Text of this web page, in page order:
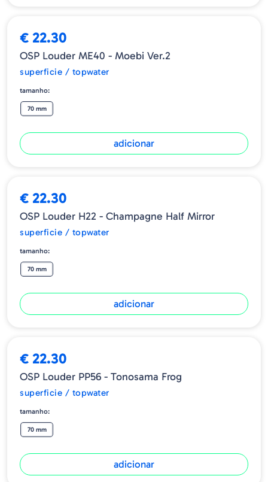
€ 22.30
OSP Louder ME40 - Moebi Ver.2
superficie / topwater
tamanho:
70 mm
adicionar
€ 22.30
OSP Louder H22 - Champagne Half Mirror
superficie / topwater
tamanho:
70 mm
adicionar
€ 22.30
OSP Louder PP56 - Tonosama Frog
superficie / topwater
tamanho:
70 mm
adicionar